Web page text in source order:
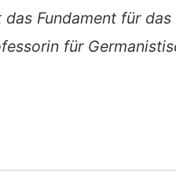
Fundament für
für